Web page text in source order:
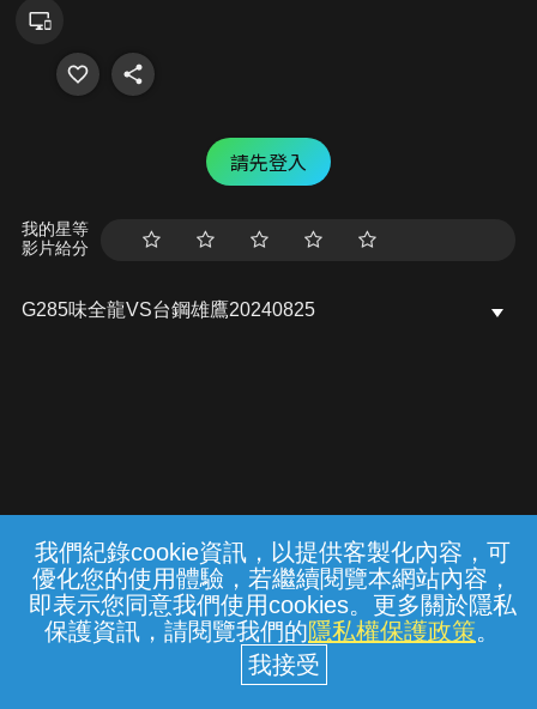
我們紀錄cookie資訊，以提供客製化內容，可
優化您的使用體驗，若繼續閱覽本網站內容，
即表示您同意我們使用cookies。更多關於隱私
保護資訊，請閱覽我們的隱私權保護政策。
請先登入
我的星等
影片給分
G285味全龍VS台鋼雄鷹20240825
常見問題 線上客服 服務條款 隱私權保護
中華電信股份有限公司個人家庭分公司
(統一編號：96979949) © 2026
{{notifyMsg}}